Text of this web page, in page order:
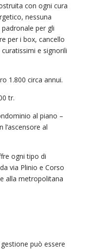
con ogni cura
nessuna
per gli
per i box, cancello
e signorili
1.800 circa annui.
tr.
al piano –
l’ascensore al
ogni tipo di
via Plinio e Corso
alla metropolitana
può essere